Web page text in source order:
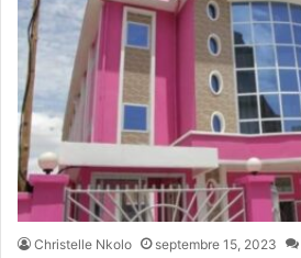
Christelle Nkolo septembre 15, 2023